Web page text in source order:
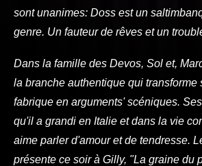
sont unanimes: Doss est un
genre. Un fauteur de rêves et un
Dans la famille des Devos, Sol et,
la branche authentique qui transforme
fabrique en arguments' scéniques.
qu'il a grandi en Italie et dans la vie
aime parler d'amour et de tendresse.
présente ce soir à Gilly, "La graine du